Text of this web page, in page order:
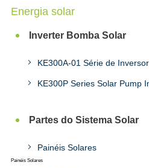
Energia solar
Inverter Bomba Solar
KE300A-01 Série de
KE300P Series Solar Pump
Partes do Sistema Solar
Painéis Solares
Painéis Solares